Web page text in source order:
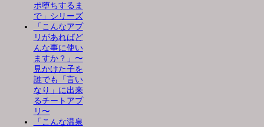
ポ堕ちするま
で」シリーズ
「こんなアプ
リがあればど
んな事に使い
ますか？」〜
見かけた子を
誰でも「言い
なり」に出来
るチートアプ
リ〜
「こんな温泉